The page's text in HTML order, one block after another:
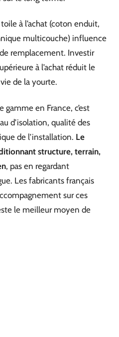
à l’achat (coton enduit,
multicouche) influence
remplacement. Investir
à l’achat réduit le
de la yourte.
en France, c’est
d’isolation, qualité des
de l’installation. Le
structure, terrain,
, pas en regardant
Les fabricants français
sur ces
le meilleur moyen de